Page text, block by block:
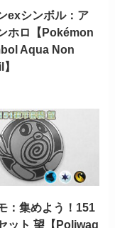
exシンボル：ア
ホロ【Pokémon
Aqua Non
：集めよう！151
ット 望【Poliwag